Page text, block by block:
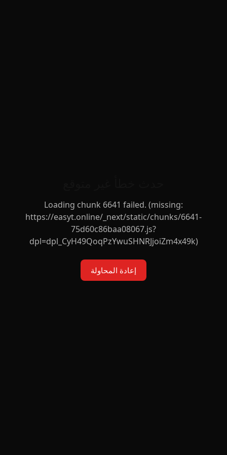
Loading chunk 6641 failed. (missing:
https://easyt.online/_next/static/chunks/6641-
75d60c86baa08067.js?
dpl=dpl_CyH49QoqPzYwuSHNRJjoiZm4x49k)
إعادة المحاولة